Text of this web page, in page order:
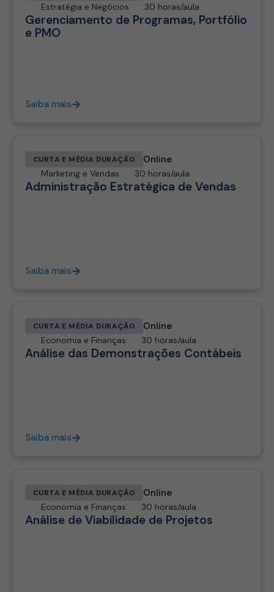
Estratégia e Negócios 30 horas/aula
Gerenciamento de Programas, Portfólio
e PMO
Saiba mais
CURTA E MÉDIA DURAÇÃO Online
Marketing e Vendas 30 horas/aula
Administração Estratégica de Vendas
Saiba mais
CURTA E MÉDIA DURAÇÃO Online
Economia e Finanças 30 horas/aula
Análise das Demonstrações Contábeis
Saiba mais
CURTA E MÉDIA DURAÇÃO Online
Economia e Finanças 30 horas/aula
Análise de Viabilidade de Projetos